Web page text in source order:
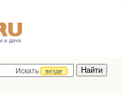
и дача
Искать
везде